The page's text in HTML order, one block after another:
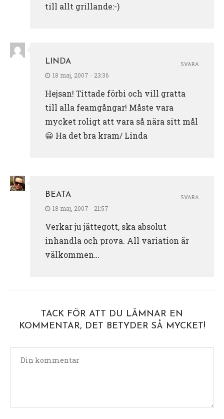
till allt grillande:-)
LINDA
18 maj, 2007 - 23:36
Hejsan! Tittade förbi och vill gratta
till alla feamgångar! Måste vara
mycket roligt att vara så nära sitt mål
😀 Ha det bra kram/ Linda
SVARA
BEATA
18 maj, 2007 - 21:57
Verkar ju jättegott, ska absolut
inhandla och prova. All variation är
välkommen…
SVARA
TACK FÖR ATT DU LÄMNAR EN
KOMMENTAR, DET BETYDER SÅ MYCKET!